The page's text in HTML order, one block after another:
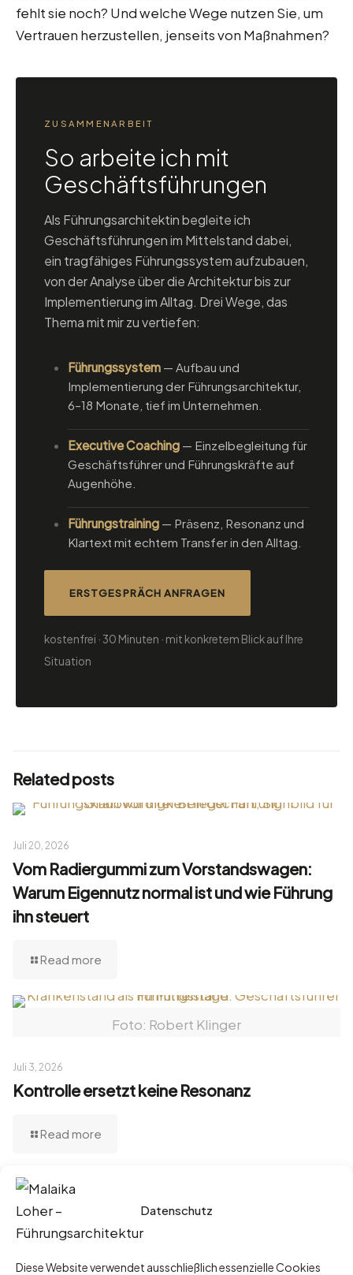
Datenschutz
Diese Website verwendet ausschließlich essenzielle Cookies
fehlt sie noch? Und welche Wege nutzen Sie, um
Vertrauen herzustellen, jenseits von Maßnahmen?
ZUSAMMENARBEIT
So arbeite ich mit
Geschäftsführungen
Als Führungsarchitektin begleite ich
Geschäftsführungen im Mittelstand dabei,
ein tragfähiges Führungssystem aufzubauen,
von der Analyse über die Architektur bis zur
Implementierung im Alltag. Drei Wege, das
Thema mit mir zu vertiefen:
Führungssystem — Aufbau und
Implementierung der Führungsarchitektur,
6–18 Monate, tief im Unternehmen.
Executive Coaching — Einzelbegleitung für
Geschäftsführer und Führungskräfte auf
Augenhöhe.
Führungstraining — Präsenz, Resonanz und
Klartext mit echtem Transfer in den Alltag.
ERSTGESPRÄCH ANFRAGEN
kostenfrei · 30 Minuten · mit konkretem Blick auf Ihre
Situation
Related posts
Juli 20, 2026
Vom Radiergummi zum Vorstandswagen:
Warum Eigennutz normal ist und wie Führung
ihn steuert
Read more
Foto: Robert Klinger
Juli 3, 2026
Kontrolle ersetzt keine Resonanz
Read more
Juni 29, 2026
Sommerklarheit statt Sommerloch: Die
ehrlichste Diagnose Ihrer